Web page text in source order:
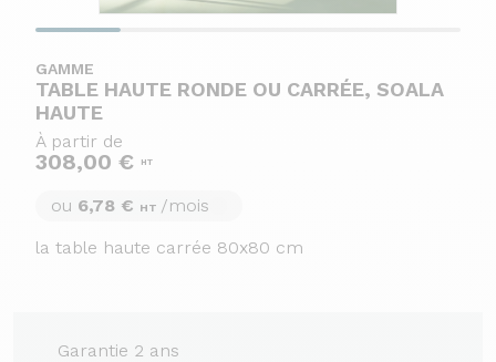
GAMME
TABLE HAUTE RONDE OU CARRÉE, SOALA
HAUTE
À partir de
308,00 € HT
ou 6,78 € HT /mois
la table haute carrée 80x80 cm
Garantie 2 ans